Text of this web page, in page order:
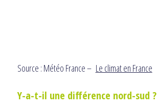
Source : Météo France – Le climat en France
Y-a-t-il une différence nord-sud ?